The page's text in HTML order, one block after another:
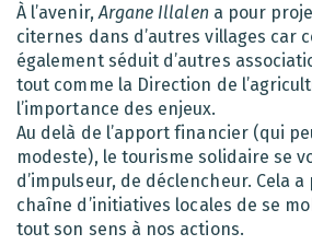
À l’avenir,Argane Illalena pour
citernes dans d’autres villages car
également séduit d’autres
tout comme la Direction de
l’importance des enjeux.
Au delà de l’apport financier (qui
modeste), le tourisme solidaire se
d’impulseur, de déclencheur. Cela
chaîne d’initiatives locales de se
tout son sens à nos actions.